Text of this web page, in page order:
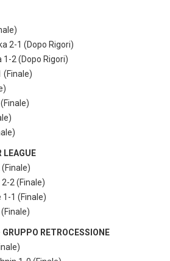
2-1 (Dopo Rigori)
2 (Dopo Rigori)
(Finale)
LEAGUE
2 (Finale)
1 (Finale)
GRUPPO RETROCESSIONE